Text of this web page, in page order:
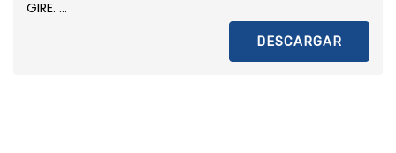
GIRE. ...
DESCARGAR